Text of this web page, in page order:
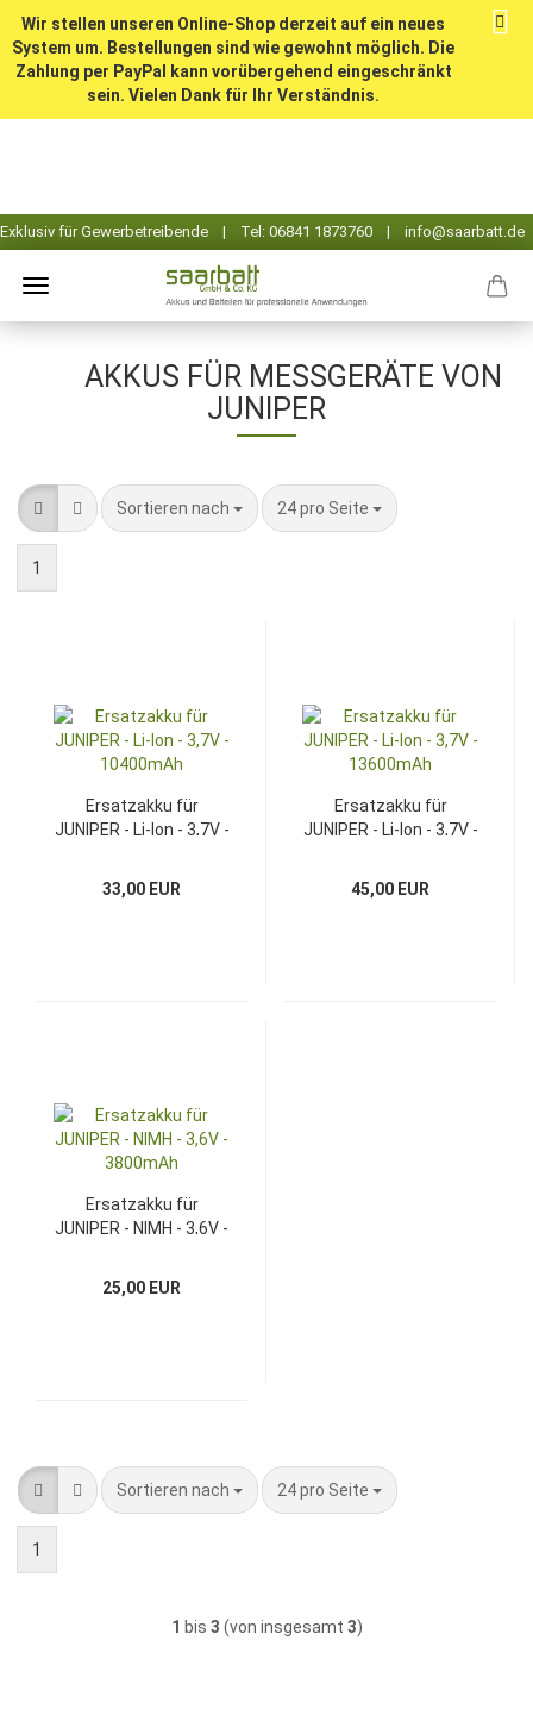
Wir stellen unseren Online-Shop derzeit auf ein neues
System um. Bestellungen sind wie gewohnt möglich. Die
Zahlung per PayPal kann vorübergehend eingeschränkt
sein. Vielen Dank für Ihr Verständnis.
AKKUS FÜR MESSGERÄTE VON
JUNIPER
Sortieren nach
Sortieren nach 24 pro Seite
pro Seite
1
Ersatzakku für
JUNIPER - Li-Ion - 3,7V -
33,00 EUR
Ersatzakku für
JUNIPER - Li-Ion - 3,7V -
45,00 EUR
Ersatzakku für
JUNIPER - NIMH - 3,6V -
25,00 EUR
Sortieren nach
Sortieren nach 24 pro Seite
pro Seite
1
1 bis 3 (von insgesamt 3)